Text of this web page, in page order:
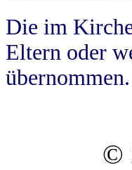
Die im
Eltern oder
übernommen.
©